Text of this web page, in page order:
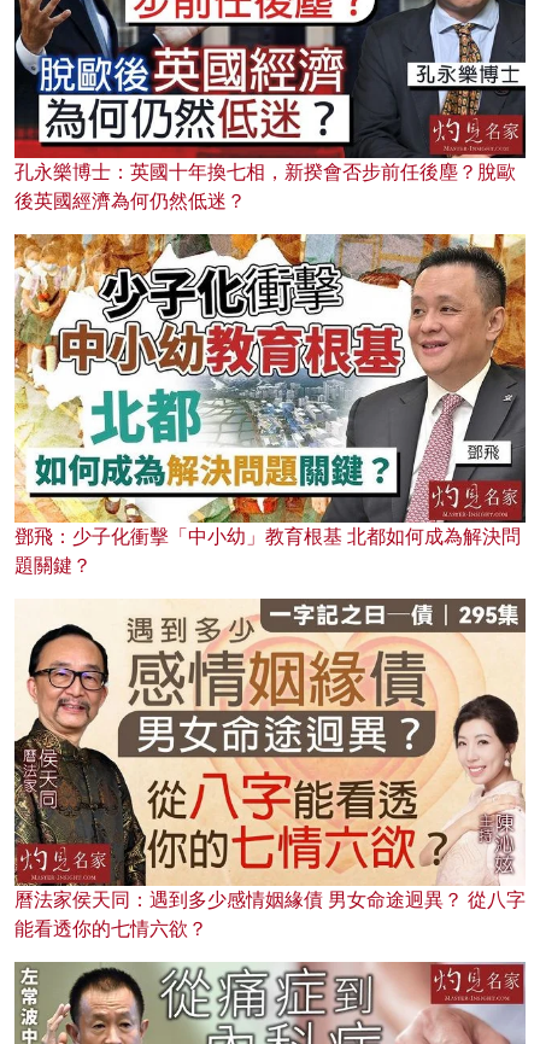
孔永樂博士：英國十年換七相，新揆會否步前任後塵？脫歐
後英國經濟為何仍然低迷？
鄧飛：少子化衝擊「中小幼」教育根基 北都如何成為解決問
題關鍵？
曆法家侯天同：遇到多少感情姻緣債 男女命途迥異？ 從八字
能看透你的七情六欲？